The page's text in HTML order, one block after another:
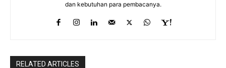
dan kebutuhan para pembacanya.
RELATED ARTICLES